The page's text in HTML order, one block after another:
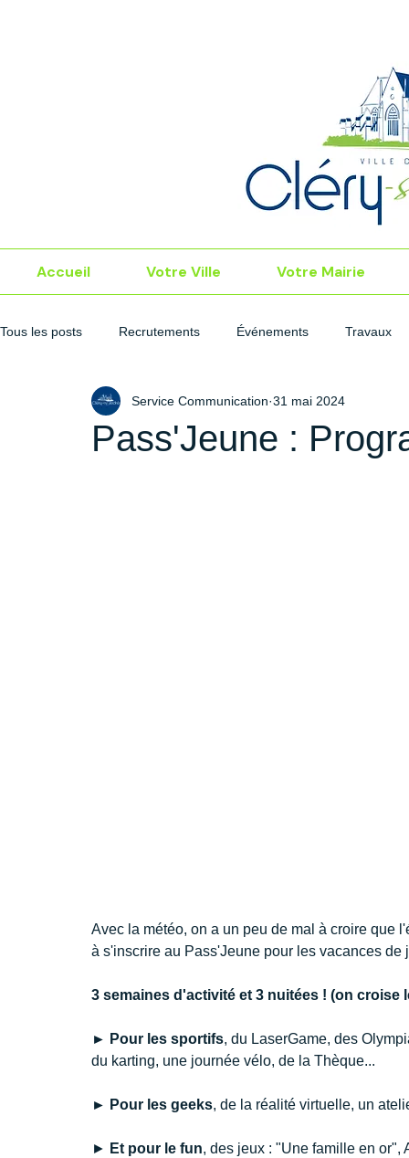
Accueil Votre Ville Votre Mairie
Tous les posts Recrutements Événements Travaux
Pass'Jeune :
Service Communication 31 mai 2024
Avec la météo, on a un peu de mal à croire que
à s'inscrire au Pass'Jeune pour les vacances de
3 semaines d'activité et 3 nuitées ! (on croise
► Pour les sportifs, du LaserGame, des
du karting, une journée vélo, de la Thèque...
► Pour les geeks, de la réalité virtuelle, un
► Et pour le fun, des jeux : "Une famille en or",